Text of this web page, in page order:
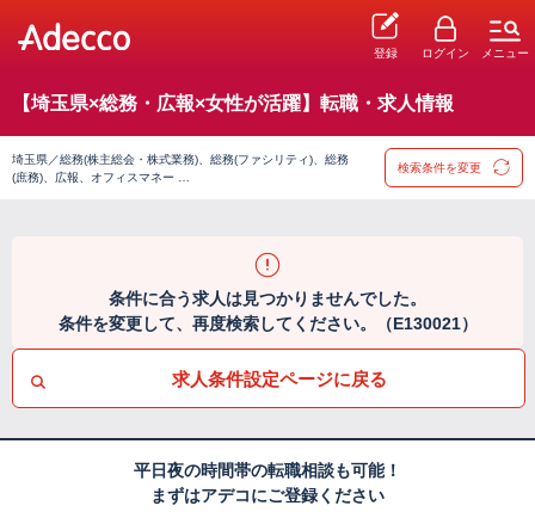
登録 ログイン メニュー
【埼玉県×総務・広報×女性が活躍】転職・求人情報
埼玉県／総務(株主総会・株式業務)、総務(ファシリティ)、総務
(庶務)、広報、オフィスマネー …
検索条件を変更
条件に合う求人は見つかりませんでした。
条件を変更して、再度検索してください。（E130021）
求人条件設定ページに戻る
平日夜の時間帯の転職相談も可能！
まずはアデコにご登録ください